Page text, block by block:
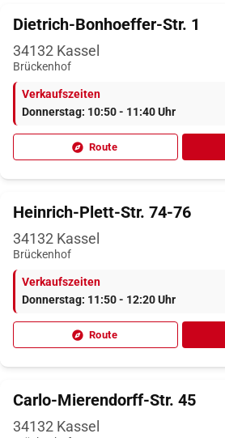
Dietrich-Bonhoeffer-Str. 1
34132 Kassel
Brückenhof
Verkaufszeiten
Donnerstag: 10:50 - 11:40 Uhr
Route
Heinrich-Plett-Str. 74-76
34132 Kassel
Brückenhof
Verkaufszeiten
Donnerstag: 11:50 - 12:20 Uhr
Route
Carlo-Mierendorff-Str. 45
34132 Kassel